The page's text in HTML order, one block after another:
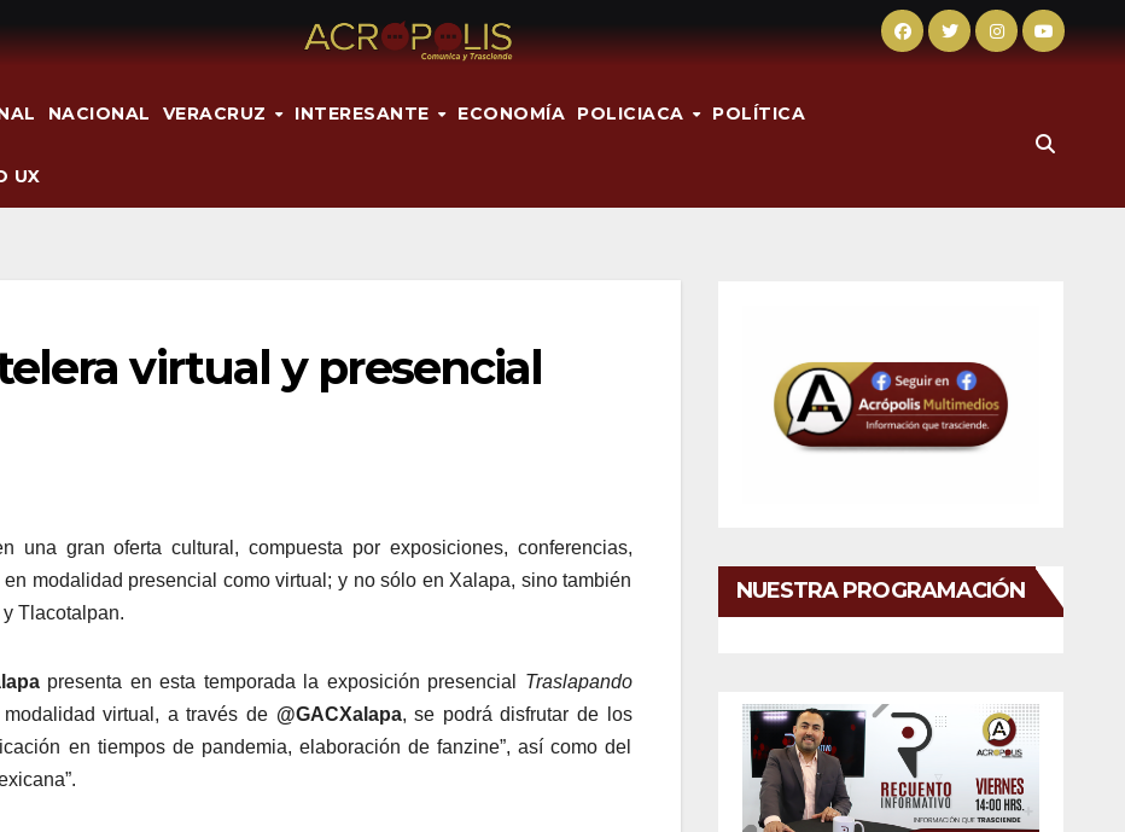
NACIONAL VERACRUZ INTERESANTE ECONOMÍA POLICIACA POLÍTICA
UX
virtual y presencial
una gran oferta cultural, compuesta por exposiciones, conferencias,
modalidad presencial como virtual; y no sólo en Xalapa, sino también
Tlacotalpan.
presenta en esta temporada la exposición presencial Traslapando
virtual, a través de @GACXalapa, se podrá disfrutar de los
en tiempos de pandemia, elaboración de fanzine”, así como del
NUESTRA PROGRAMACIÓN